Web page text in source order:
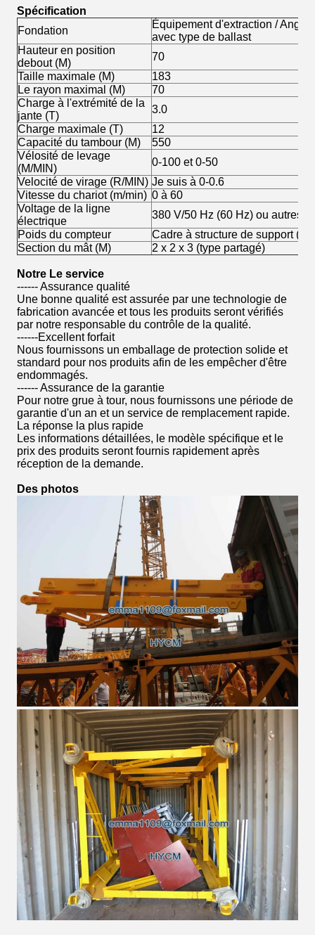
Spécification
Fondation
Équipement d'extraction / Angle
avec type de ballast
Hauteur en position
debout (M)
70
Taille maximale (M)
183
Le rayon maximal (M)
70
Charge à l'extrémité de la
jante (T)
3.0
Charge maximale (T)
12
Capacité du tambour (M)
550
Vélosité de levage
(M/MIN)
0-100 et 0-50
Velocité de virage (R/MIN) Je suis à 0-0.6
Vitesse du chariot (m/min) 0 à 60
Voltage de la ligne
électrique
380 V/50 Hz (60 Hz) ou autres
Poids du compteur
Cadre à structure de support
Section du mât (M)
2 x 2 x 3 (type partagé)
Notre Le service
------ Assurance qualité
Une bonne qualité est assurée par une technologie de
fabrication avancée et tous les produits seront vérifiés
par notre responsable du contrôle de la qualité.
------Excellent forfait
Nous fournissons un emballage de protection solide et
standard pour nos produits afin de les empêcher d'être
endommagés.
------ Assurance de la garantie
Pour notre grue à tour, nous fournissons une période de
garantie d'un an et un service de remplacement rapide.
La réponse la plus rapide
Les informations détaillées, le modèle spécifique et le
prix des produits seront fournis rapidement après
réception de la demande.
Des photos